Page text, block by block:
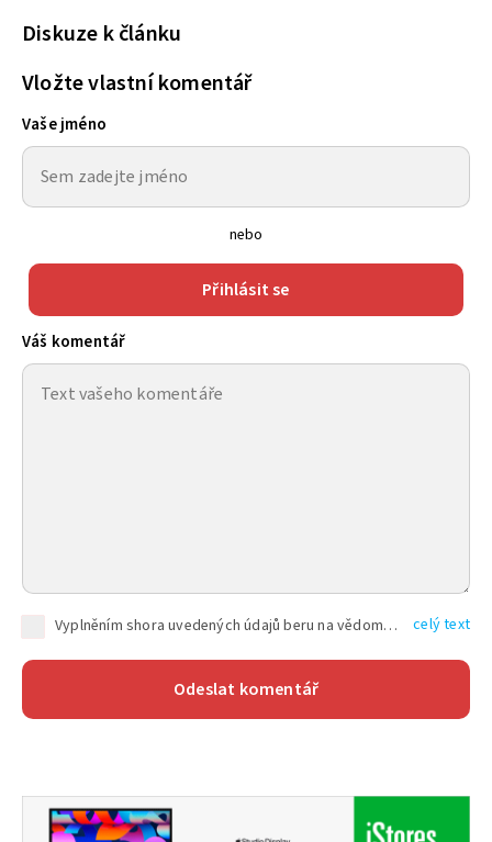
Diskuze k článku
Vložte vlastní komentář
Vaše jméno
nebo
Přihlásit se
Váš komentář
Vyplněním shora uvedených údajů beru na vědomí, že společnost TEXT FACTORY s.r.o., sídlem Brno, Durďákova 336/29, Černá Pole, PSČ: 613 00, IČ: 06157831, zapsané u Krajského soudu v Brně, oddíl C, vložka 100399, bude zpracovávat mé osobní údaje uvedené v rámci mnou vyplněného registračního formuláře na základě oprávněných zájmů TEXT FACTORY s.r.o. dle čl. 6 odst. 1 písm. f) GDPR a pro splnění právních povinností (čl. 6 odst. 1 písm. c) GDPR), a to pro tyto účely: nezbytnost zajistit oprávnění návštěvníka webových stránek provozovaných společností TEXT FACTORY s.r.o. přispívat aktivně ke zveřejněným článkům nebo v rámci diskusních fór a výkon práv TEXT FACTORY s.r.o. jako administrátora těchto diskusních fór. Více informací o zpracování osobních údajů a právech lze nalézt v celý text